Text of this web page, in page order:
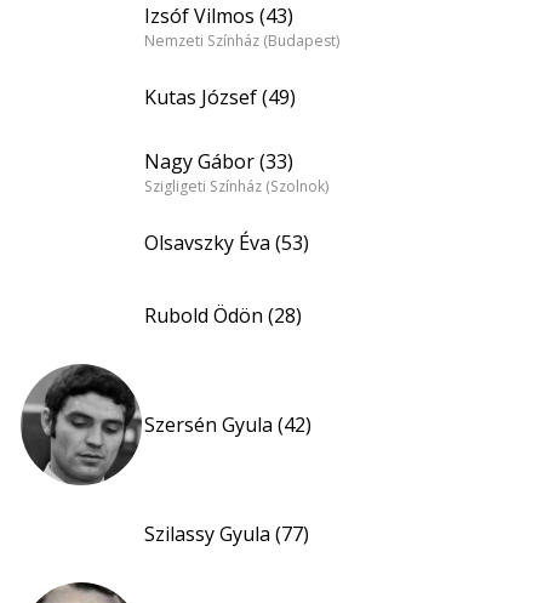
Izsóf Vilmos (43)
Nemzeti Színház (Budapest)
Kutas József (49)
Nagy Gábor (33)
Szigligeti Színház (Szolnok)
Olsavszky Éva (53)
Rubold Ödön (28)
Szersén Gyula (42)
Szilassy Gyula (77)